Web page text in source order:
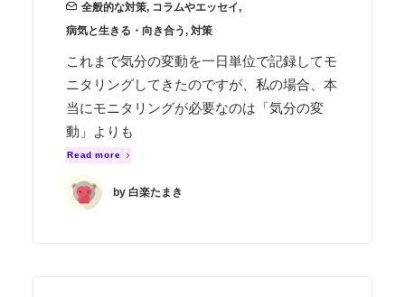
全般的な対策, コラムやエッセイ,
病気と生きる・向き合う, 対策
これまで気分の変動を一日単位で記録してモ
ニタリングしてきたのですが、私の場合、本
当にモニタリングが必要なのは「気分の変
動」よりも
Read more
by 白楽たまき